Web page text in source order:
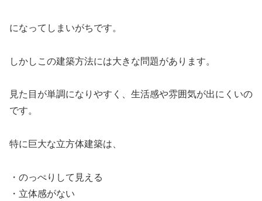
になってしまいがちです。
しかしこの建築方法には大きな問題があります。
見た目が単調になりやすく、生活感や雰囲気が出にくいの
です。
特に巨大な立方体建築は、
・のっぺりして見える
・立体感がない